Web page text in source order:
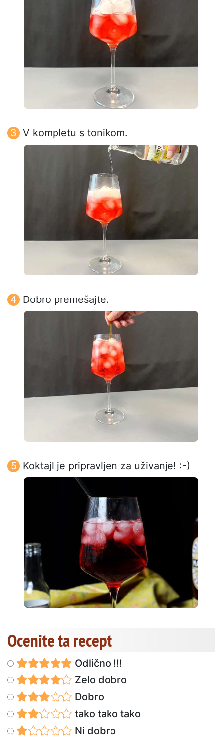
V kompletu s tonikom.
Dobro premešajte.
Koktajl je pripravljen za uživanje! :-)
Ocenite ta recept
Odlično !!!
Zelo dobro
Dobro
tako tako tako
Ni dobro